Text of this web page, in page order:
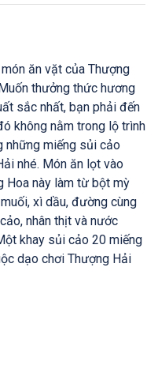
ăn vặt của Thượng
thưởng thức hương
sắc nhất, bạn phải đến
không nằm trong lộ trình
những miếng sủi cảo
nhé. Món ăn lọt vào
Hoa này làm từ bột mỳ
xì dầu, đường cùng
nhân thịt và nước
khay sủi cảo 20 miếng
dạo chơi Thượng Hải